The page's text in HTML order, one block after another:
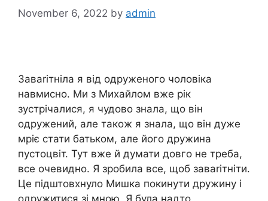
November 6, 2022 by admin
Заваrітніла я від одруженого чоловіка
навмисно. Ми з Михайлом вже рік
зустрічалися, я чудово знала, що він
одружений, але також я знала, що він дуже
мріє стати батьком, але його дружина
пустоцвіт. Тут вже й думати довго не треба,
все очевидно. Я зробила все, щоб заваrітніти.
Це підштовхнуло Мишка покинути дружину і